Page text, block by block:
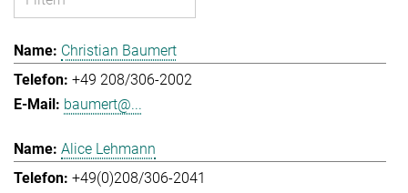
Christian Baumert
+49 208/306-2002
baumert@...
Alice Lehmann
+49(0)208/306-2041